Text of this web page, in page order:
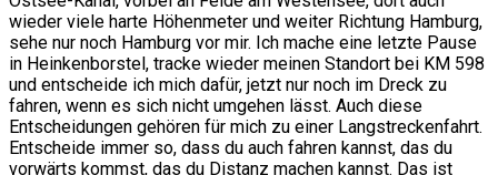
wieder viele harte Höhenmeter und weiter Richtung Hamburg,
sehe nur noch Hamburg vor mir. Ich mache eine letzte Pause
in Heinkenborstel, tracke wieder meinen Standort bei KM 598
und entscheide ich mich dafür, jetzt nur noch im Dreck zu
fahren, wenn es sich nicht umgehen lässt. Auch diese
Entscheidungen gehören für mich zu einer Langstreckenfahrt.
Entscheide immer so, dass du auch fahren kannst, das du
vorwärts kommst, das du Distanz machen kannst. Das ist